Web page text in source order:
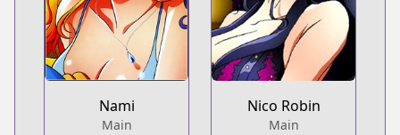
Nami
Main
Nico Robin
Main